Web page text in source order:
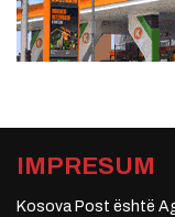
IMPRESUM
Kosova Post është